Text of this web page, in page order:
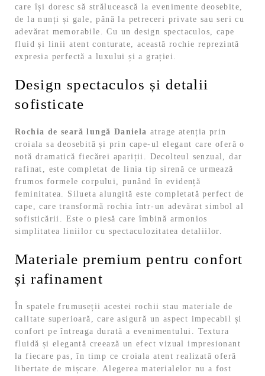
care își doresc să strălucească la evenimente deosebite,
de la nunți și gale, până la petreceri private sau seri cu
adevărat memorabile. Cu un design spectaculos, cape
fluid și linii atent conturate, această rochie reprezintă
expresia perfectă a luxului și a grației.
Design spectaculos și detalii
sofisticate
Rochia de seară lungă Daniela atrage atenția prin
croiala sa deosebită și prin cape-ul elegant care oferă o
notă dramatică fiecărei apariții. Decolteul senzual, dar
rafinat, este completat de linia tip sirenă ce urmează
frumos formele corpului, punând în evidență
feminitatea. Silueta alungită este completată perfect de
cape, care transformă rochia într-un adevărat simbol al
sofisticării. Este o piesă care îmbină armonios
simplitatea liniilor cu spectaculozitatea detaliilor.
Materiale premium pentru confort
și rafinament
În spatele frumuseții acestei rochii stau materiale de
calitate superioară, care asigură un aspect impecabil și
confort pe întreaga durată a evenimentului. Textura
fluidă și elegantă creează un efect vizual impresionant
la fiecare pas, în timp ce croiala atent realizată oferă
libertate de mișcare. Alegerea materialelor nu a fost